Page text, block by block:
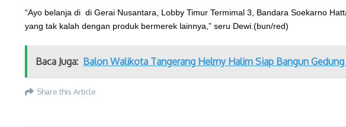
“Ayo belanja di di Gerai Nusantara, Lobby Timur Termimal 3, Bandara Soekarno
yang tak kalah dengan produk bermerek lainnya,” seru Dewi.(bun/red)
Baca Juga: Balon Walikota Tangerang Helmy Halim Siap Bangun Gedung
Share this Article